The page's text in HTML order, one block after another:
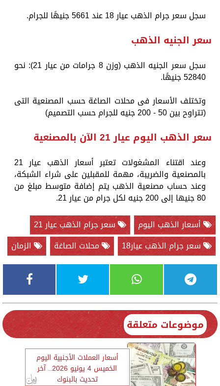
سجل سعر جرام الذهب عيار 18 عند 5661 جنيهًا للجرام.
سعر الجنيه الذهب
سجل سعر الجنيه الذهب (وزن 8 جرامات من عيار 21): نحو
52840 جنيهًا.
وتختلف الأسعار فى محلات الصاغة حسب المصنعية التى
(تتراوح بين 50 - 200 جنيه للجرام حسب التصميم)
سعر الذهب اليوم عيار 21 الآن بالمصنعية
وعند اقتناء المشغولات تعتبر أسعار الذهب عيار 21
بالمصنعية والضريبة، مهمة للمقبلين على شراء الشبكة،
وعند حساب مصنعية الذهب يتم إضافة متوسط مبلغ من
80 جنيها إلى 200 جنيه لكل جرام من عيار 21.
أسعار الذهب اليوم
سعر جرام الذهب عيار 21
سعر جرام الذهب عيار18
محلات الصاغة الزمان
موضوعات متعلقة
أسعار العملات الأجنبية اليوم
الخميس 4 يونيو 2026.. آخر
تحديث بالبنوك